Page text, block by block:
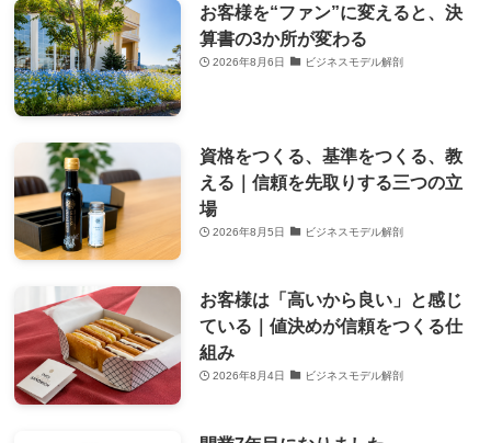
お客様を“ファン”に変えると、決
算書の3か所が変わる
2026年8月6日 ビジネスモデル解剖
資格をつくる、基準をつくる、教
える｜信頼を先取りする三つの立
場
2026年8月5日 ビジネスモデル解剖
お客様は「高いから良い」と感じ
ている｜値決めが信頼をつくる仕
組み
2026年8月4日 ビジネスモデル解剖